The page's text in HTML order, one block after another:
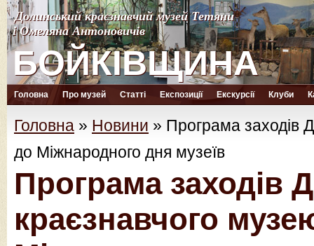
Долинський краєзнавчий музей Тетяни
і Омеляна Антоновичів
БОЙКІВЩИНА
Долинський краєзнавчий музей Тетяни
і Омеляна Антоновичів
БОЙКІВЩИНА
Головна Про музей Статті Експозиції Екскурсії Клуби
Головна » Новини » Програма заходів
до Міжнародного дня музеїв
Програма заходів
краєзнавчого